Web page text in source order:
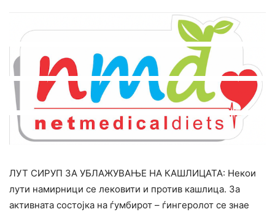
ЛУТ СИРУП ЗА УБЛАЖУВАЊЕ НА КАШЛИЦАТА: Некои
лути намирници се лековити и против кашлица. За
активната состојка на ѓумбирот – ѓингеролот се знае